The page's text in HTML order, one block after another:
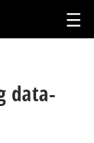
data-